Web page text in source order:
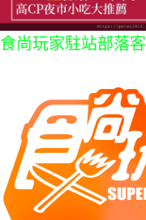
食尚玩家駐站部落客